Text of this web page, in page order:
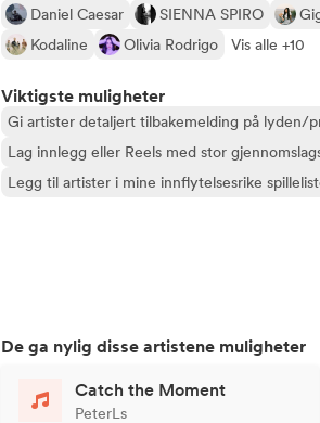
Daniel Caesar SIENNA SPIRO
Kodaline
Olivia Rodrigo Vis alle +10
Viktigste muligheter
Gi artister detaljert tilbakemelding på lyden/
Lag innlegg eller Reels med stor
Legg til artister i mine innflytelsesrike
De ga nylig disse artistene muligheter
Catch the Moment
PeterLs